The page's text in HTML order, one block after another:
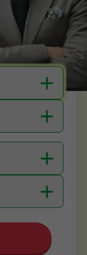
定
いたします
＋
＋
＋
＋